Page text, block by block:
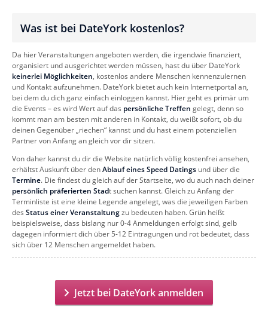
Was ist bei DateYork kostenlos?
Da hier Veranstaltungen angeboten werden, die irgendwie finanziert,
organisiert und ausgerichtet werden müssen, hast du über DateYork
keinerlei Möglichkeiten, kostenlos andere Menschen kennenzulernen
und Kontakt aufzunehmen. DateYork bietet auch kein Internetportal an,
bei dem du dich ganz einfach einloggen kannst. Hier geht es primär um
die Events – es wird Wert auf das persönliche Treffen gelegt, denn so
kommt man am besten mit anderen in Kontakt, du weißt sofort, ob du
deinen Gegenüber „riechen“ kannst und du hast einem potenziellen
Partner von Anfang an gleich vor dir sitzen.
Von daher kannst du dir die Website natürlich völlig kostenfrei ansehen,
erhältst Auskunft über denAblauf eines Speed Datings und über die
Termine. Die findest du gleich auf der Startseite, wo du auch nach deiner
persönlich präferierten Stadt suchen kannst. Gleich zu Anfang der
Terminliste ist eine kleine Legende angelegt, was die jeweiligen Farben
des Status einer Veranstaltungzu bedeuten haben. Grün heißt
beispielsweise, dass bislang nur 0-4 Anmeldungen erfolgt sind, gelb
dagegen informiert dich über 5-12 Eintragungen und rot bedeutet, dass
sich über 12 Menschen angemeldet haben.
Jetzt bei DateYork anmelden